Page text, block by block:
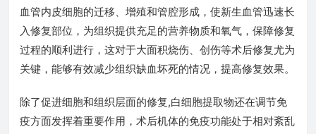
血管内皮细胞的迁移、增殖和管腔形成，使新生血管迅速长
入修复部位，为组织提供充足的营养物质和氧气，保障修复
过程的顺利进行，这对于大面积烧伤、创伤等术后修复尤为
关键，能够有效减少组织缺血坏死的情况，提高修复效果。
除了促进细胞和组织层面的修复,白细胞提取物还在调节免
疫方面发挥着重要作用，术后机体的免疫功能处于相对紊乱